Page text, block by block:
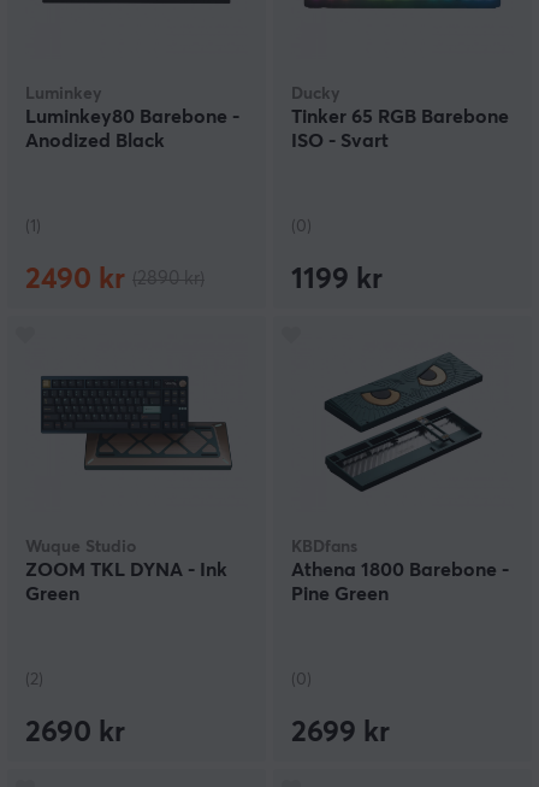
Luminkey
Luminkey80 Barebone -
Anodized Black
(1)
2490 kr
Ducky
Tinker 65 RGB Barebone
ISO - Svart
(0)
1199 kr
Wuque Studio
ZOOM TKL DYNA - Ink
Green
(2)
2690 kr
KBDfans
Athena 1800 Barebone -
Pine Green
(0)
2699 kr